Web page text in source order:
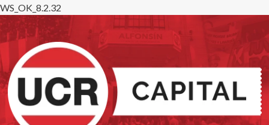
WS_OK_8.2.32
Saltar
al
contenido